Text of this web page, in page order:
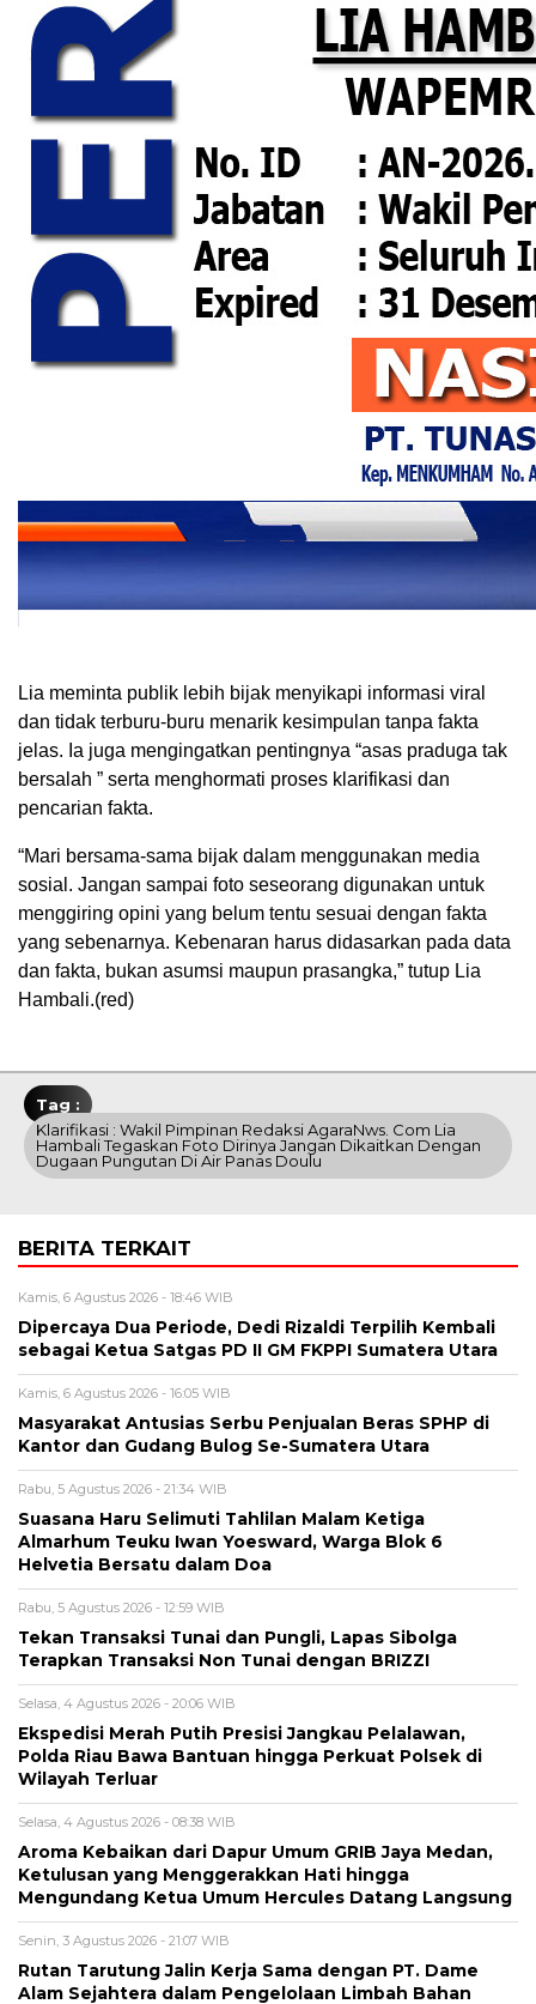
Lia meminta publik lebih bijak menyikapi informasi viral
dan tidak terburu-buru menarik kesimpulan tanpa fakta
jelas. Ia juga mengingatkan pentingnya “asas praduga tak
bersalah ” serta menghormati proses klarifikasi dan
pencarian fakta.
“Mari bersama-sama bijak dalam menggunakan media
sosial. Jangan sampai foto seseorang digunakan untuk
menggiring opini yang belum tentu sesuai dengan fakta
yang sebenarnya. Kebenaran harus didasarkan pada data
dan fakta, bukan asumsi maupun prasangka,” tutup Lia
Hambali.(red)
Tag :
Klarifikasi : Wakil Pimpinan Redaksi AgaraNws. Com Lia
Hambali Tegaskan Foto Dirinya Jangan Dikaitkan Dengan
Dugaan Pungutan Di Air Panas Doulu
BERITA TERKAIT
Kamis, 6 Agustus 2026 - 18:46 WIB
Dipercaya Dua Periode, Dedi Rizaldi Terpilih Kembali
sebagai Ketua Satgas PD II GM FKPPI Sumatera Utara
Kamis, 6 Agustus 2026 - 16:05 WIB
Masyarakat Antusias Serbu Penjualan Beras SPHP di
Kantor dan Gudang Bulog Se-Sumatera Utara
Rabu, 5 Agustus 2026 - 21:34 WIB
Suasana Haru Selimuti Tahlilan Malam Ketiga
Almarhum Teuku Iwan Yoesward, Warga Blok 6
Helvetia Bersatu dalam Doa
Rabu, 5 Agustus 2026 - 12:59 WIB
Tekan Transaksi Tunai dan Pungli, Lapas Sibolga
Terapkan Transaksi Non Tunai dengan BRIZZI
Selasa, 4 Agustus 2026 - 20:06 WIB
Ekspedisi Merah Putih Presisi Jangkau Pelalawan,
Polda Riau Bawa Bantuan hingga Perkuat Polsek di
Wilayah Terluar
Selasa, 4 Agustus 2026 - 08:38 WIB
Aroma Kebaikan dari Dapur Umum GRIB Jaya Medan,
Ketulusan yang Menggerakkan Hati hingga
Mengundang Ketua Umum Hercules Datang Langsung
Senin, 3 Agustus 2026 - 21:07 WIB
Rutan Tarutung Jalin Kerja Sama dengan PT. Dame
Alam Sejahtera dalam Pengelolaan Limbah Bahan